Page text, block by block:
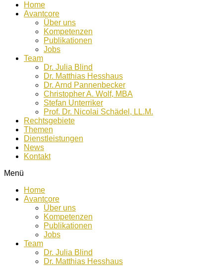
Home
Avantcore
Über uns
Kompetenzen
Publikationen
Jobs
Team
Dr. Julia Blind
Dr. Matthias Hesshaus
Dr. Arnd Pannenbecker
Christopher A. Wolf, MBA
Stefan Unterriker
Prof. Dr. Nicolai Schädel, LL.M.
Rechtsgebiete
Themen
Dienstleistungen
News
Kontakt
Menü
Home
Avantcore
Über uns
Kompetenzen
Publikationen
Jobs
Team
Dr. Julia Blind
Dr. Matthias Hesshaus